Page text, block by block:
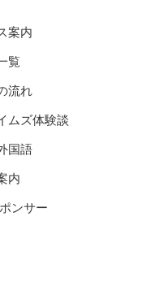
案内
覧
流れ
ムズ体験談
国語
内
ンサー